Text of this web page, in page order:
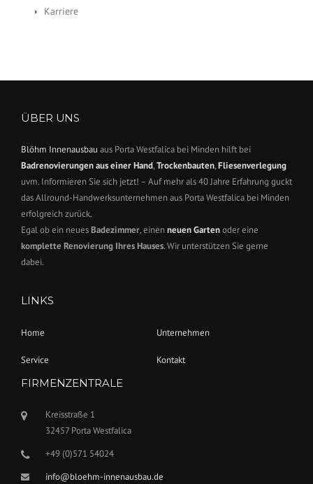
Karriere
ÜBER UNS
Blöhm Innenausbau aus Porta Westfalica bei Minden hilft bei
Badrenovierungen aus einer Hand,Trockenbauten,Fliesenverlegung
uvm. Informieren Sie sich jetzt! – Auf mehr als 40 Jahre Erfahrung guckt
das Allround-Handwerksunternehmen aus Porta Westfalica bei Minden
erfolgreich zurück.
Egal ob ein neuesBadezimmer, einenneuen Gartenoder eine
komplette Renovierung Ihres Hauses. Wir unterstützen Sie gerne
dabei.
LINKS
Home Unternehmen
Service Kontakt
FIRMENZENTRALE
Kreisstraße 1
32457 Porta Westfalica
+49 (0)571 54024
info@bloehm-innenausbau.de